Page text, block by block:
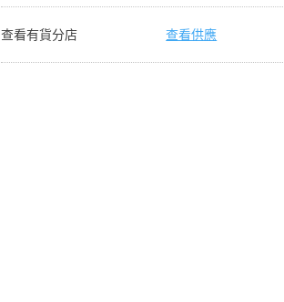
查看有貨分店 查看供應